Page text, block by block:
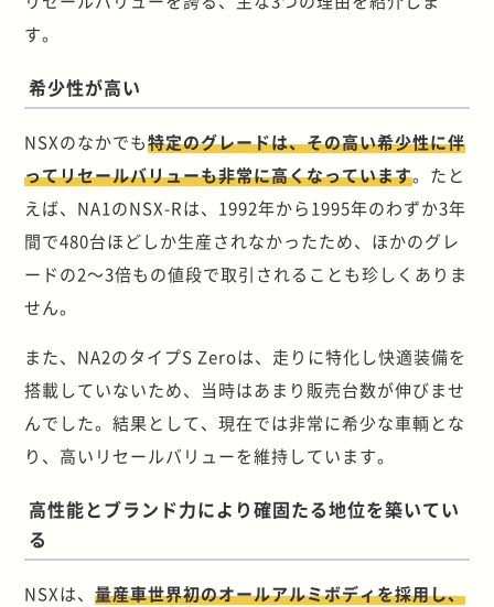
す。
希少性が高い
NSXのなかでも特定のグレードは、その高い希少性に伴
ってリセールバリューも非常に高くなっています。たと
えば、NA1のNSX-Rは、1992年から1995年のわずか3年
間で480台ほどしか生産されなかったため、ほかのグレ
ードの2～3倍もの値段で取引されることも珍しくありま
せん。
また、NA2のタイプS Zeroは、走りに特化し快適装備を
搭載していないため、当時はあまり販売台数が伸びませ
んでした。結果として、現在では非常に希少な車輌とな
り、高いリセールバリューを維持しています。
高性能とブランド力により確固たる地位を築いてい
る
NSXは、量産車世界初のオールアルミボディを採用し、